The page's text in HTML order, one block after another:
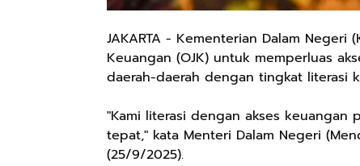
JAKARTA - Kementerian Dalam
Keuangan (OJK) untuk memperluas
daerah-daerah dengan tingkat literasi
"Kami literasi dengan akses keuangan
tepat," kata Menteri Dalam Negeri
(25/9/2025).